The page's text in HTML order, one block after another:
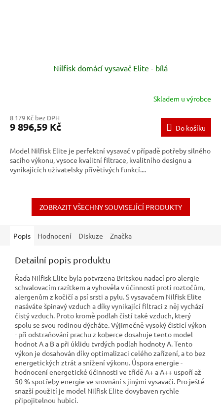
Nilfisk domácí vysavač Elite - bílá
Skladem u výrobce
8 179 Kč bez DPH
9 896,59 Kč Do košíku
Model Nilfisk Elite je perfektní vysavač v případě potřeby silného
sacího výkonu, vysoce kvalitní filtrace, kvalitního designu a
vynikajících uživatelsky přívětivých funkcí....
ZOBRAZIT VŠECHNY SOUVISEJÍCÍ PRODUKTY
Popis Hodnocení Diskuze Značka
Detailní popis produktu
Řada Nilfisk Elite byla potvrzena Britskou nadací pro alergie
schvalovacím razítkem a vyhověla v účinnosti proti roztočům,
alergenům z kočičí a psí srsti a pylu. S vysavačem Nilfisk Elite
nasáváte špinavý vzduch a díky vynikající filtraci z něj vychází
čistý vzduch. Proto kromě podlah čistí také vzduch, který
spolu se svou rodinou dýcháte. Výjimečně vysoký čisticí výkon
- při odstraňování prachu z koberce dosahuje tento model
hodnot A a B a při úklidu tvrdých podlah hodnoty A. Tento
výkon je dosahován díky optimalizaci celého zařízení, a to bez
energetických ztrát a snížení výkonu. Úspora energie -
hodnocení energetické účinnosti ve třídě A+ a A++ uspoří až
50 % spotřeby energie ve srovnání s jinými vysavači. Pro ještě
snazší použití je model Nilfisk Elite dovybaven rychle
připojitelnou hubicí.